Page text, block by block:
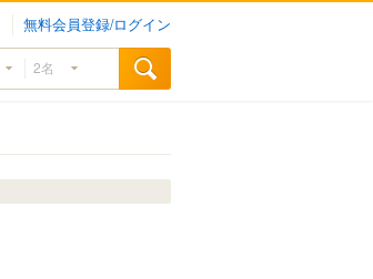
無料会員登録/ログイン